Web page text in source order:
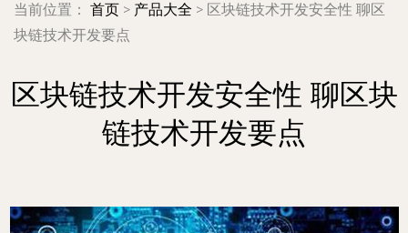
当前位置： 首页 > 产品大全 > 区块链技术开发安全性 聊区
块链技术开发要点
区块链技术开发安全性 聊区块
链技术开发要点